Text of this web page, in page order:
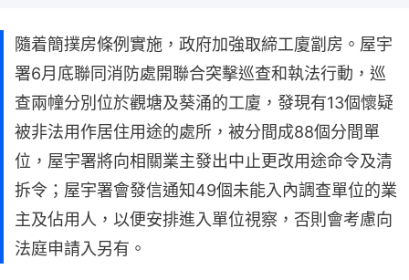
隨着簡撲房條例實施，政府加強取締工廈劏房。屋宇
署6月底聯同消防處開聯合突擊巡查和執法行動，巡
查兩幢分別位於觀塘及葵涌的工廈，發現有13個懷疑
被非法用作居住用途的處所，被分間成88個分間單
位，屋宇署將向相關業主發出中止更改用途命令及清
拆令；屋宇署會發信通知49個未能入內調查單位的業
主及佔用人，以便安排進入單位視察，否則會考慮向
法庭申請入另有。